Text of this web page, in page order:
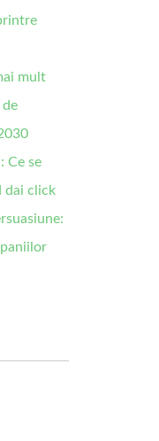
mult
Ce se
dai click